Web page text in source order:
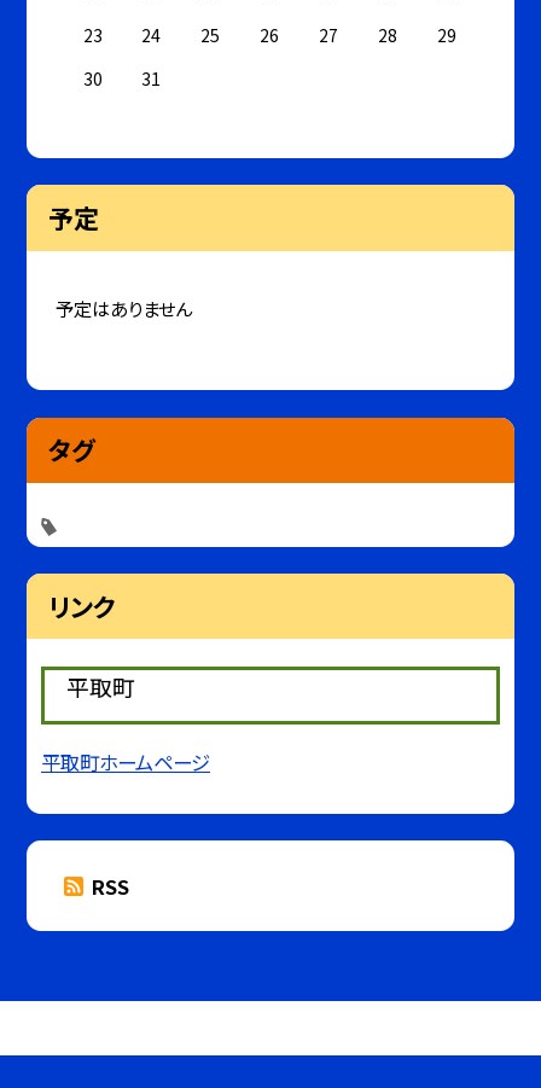
23
24 25 26 27 28
29
30
31
予定
予定はありません
タグ
リンク
平取町
平取町ホームページ
RSS